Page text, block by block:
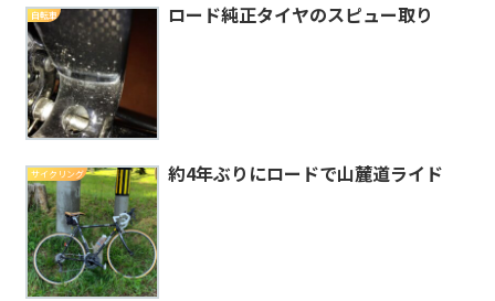
自転車 ロード純正タイヤのスピュー取り
サイクリング 約4年ぶりにロードで山麓道ライド